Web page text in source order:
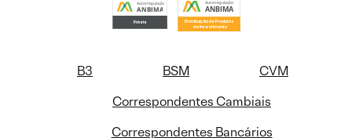
B3 BSM
CVM
Correspondentes Cambiais
Correspondentes Bancários